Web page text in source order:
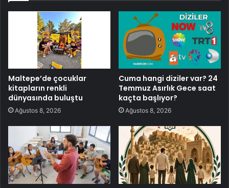
Maltepe’de çocuklar
kitapların renkli
dünyasında buluştu
Ağustos 8, 2026
Cuma hangi diziler var? 24
Temmuz Asırlık Gece saat
kaçta başlıyor?
Ağustos 8, 2026